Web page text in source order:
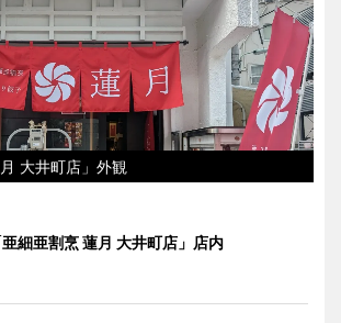
大井町店」外観
亜細亜割烹 蓮月 大井町店」店内